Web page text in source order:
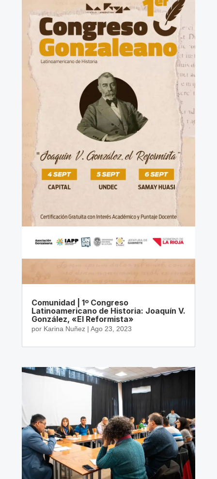
Comunidad | 1º Congreso
Latinoamericano de Historia: Joaquín V.
González, «El Reformista»
por Karina Nuñez| Ago 23, 2023